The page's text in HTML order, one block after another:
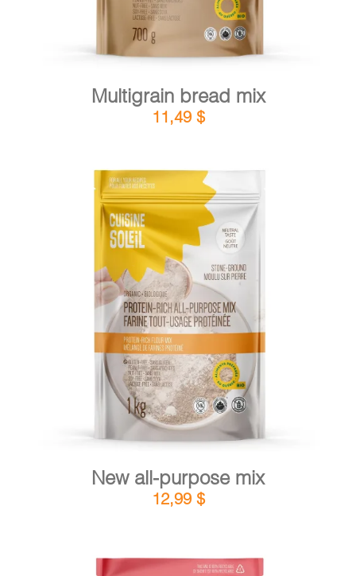
Multigrain bread mix
11,49 $
ADD TO CART / DETAILS
New all-purpose mix
12,99 $